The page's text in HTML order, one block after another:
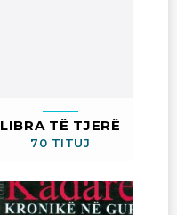
LIBRA TË TJERË
70 TITUJ